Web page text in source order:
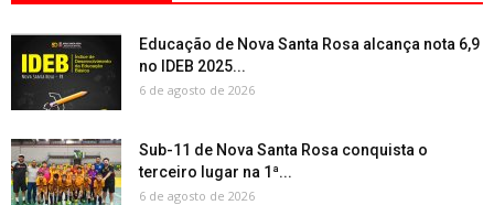
Educação de Nova Santa Rosa alcança nota 6,9
no IDEB 2025...
6 de agosto de 2026
Sub-11 de Nova Santa Rosa conquista o
terceiro lugar na 1ª...
6 de agosto de 2026